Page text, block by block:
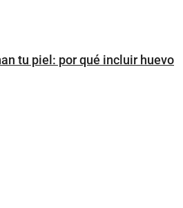
tu piel: por qué incluir huevo